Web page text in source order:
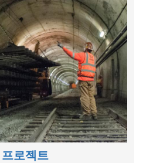
로젝트